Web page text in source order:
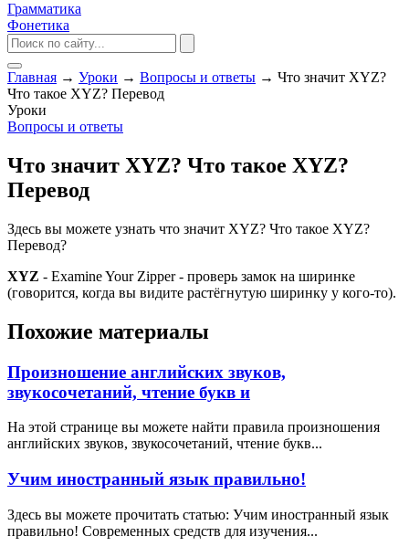
Грамматика
Фонетика
Главная → Уроки → Вопросы и ответы → Что значит XYZ?
Что такое XYZ? Перевод
Уроки
Вопросы и ответы
Что значит XYZ? Что такое XYZ?
Перевод
Здесь вы можете узнать что значит XYZ? Что такое XYZ?
Перевод?
XYZ - Examine Your Zipper - проверь замок на ширинке
(говорится, когда вы видите растёгнутую ширинку у кого-то).
Похожие материалы
Произношение английских звуков,
звукосочетаний, чтение букв и
На этой странице вы можете найти правила произношения
английских звуков, звукосочетаний, чтение букв...
Учим иностранный язык правильно!
Здесь вы можете прочитать статью: Учим иностранный язык
правильно! Современных средств для изучения...